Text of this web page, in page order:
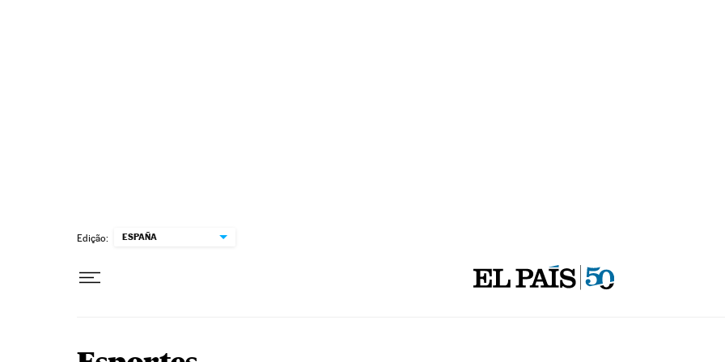
Edição: ESPAÑA